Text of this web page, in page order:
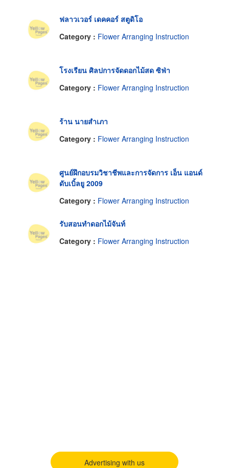
ฟลาวเวอร์ เดคคอร์ สตูดิโอ
Category : Flower Arranging Instruction
โรงเรียน ศิลปการจัดดอกไม้สด ซิฟ่า
Category : Flower Arranging Instruction
ร้าน นายสำเภา
Category : Flower Arranging Instruction
ศูนย์ฝึกอบรมวิชาชีพและการจัดการ เอ็น แอนด์
ดับเบิ้ลยู 2009
Category : Flower Arranging Instruction
รับสอนทำดอกไม้จันท์
Category : Flower Arranging Instruction
Advertising with us